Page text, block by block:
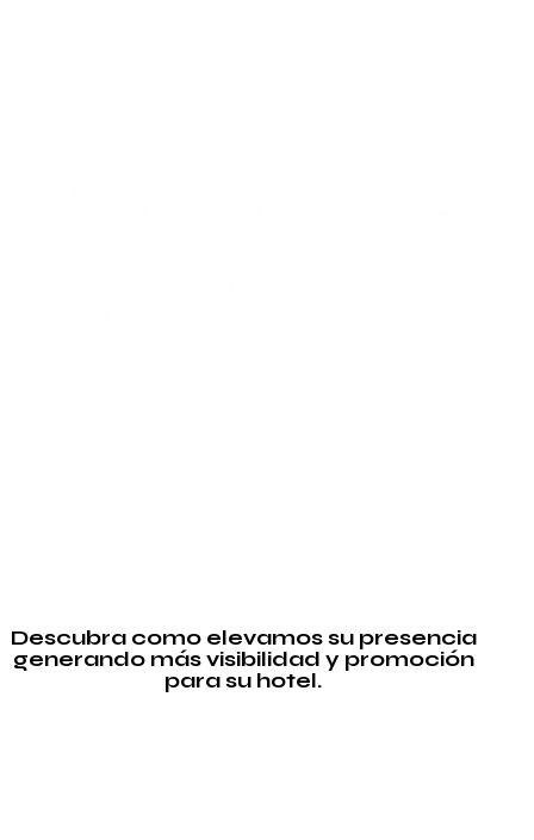
Descubra como elevamos su presencia
generando más visibilidad y promoción
para su hotel.